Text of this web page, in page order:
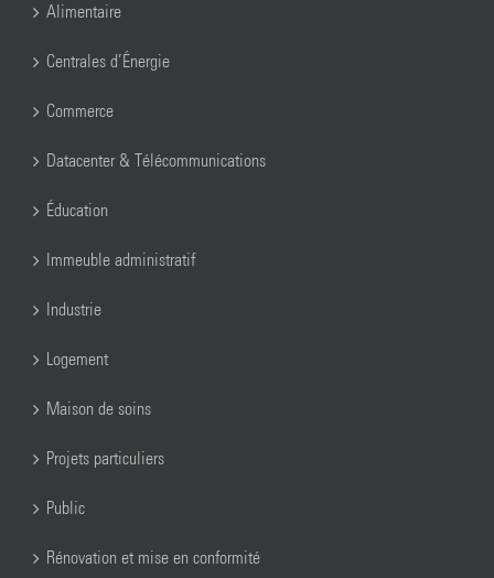
Alimentaire
Centrales d’Énergie
Commerce
Datacenter & Télécommunications
Éducation
Immeuble administratif
Industrie
Logement
Maison de soins
Projets particuliers
Public
Rénovation et mise en conformité